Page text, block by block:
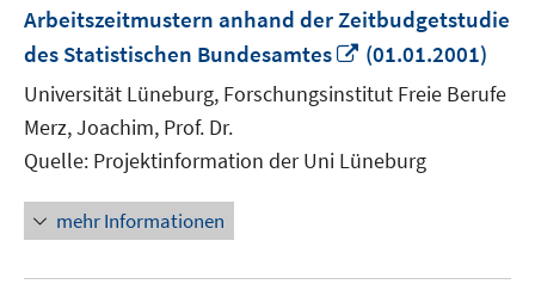
Arbeitszeitmustern anhand der Zeitbudgetstudie
des Statistischen Bundesamtes
In
neuem
Fenster
(01.01.2001)
Universität Lüneburg, Forschungsinstitut Freie Berufe
Merz, Joachim, Prof. Dr.
Quelle: Projektinformation der Uni Lüneburg
mehr Informationen